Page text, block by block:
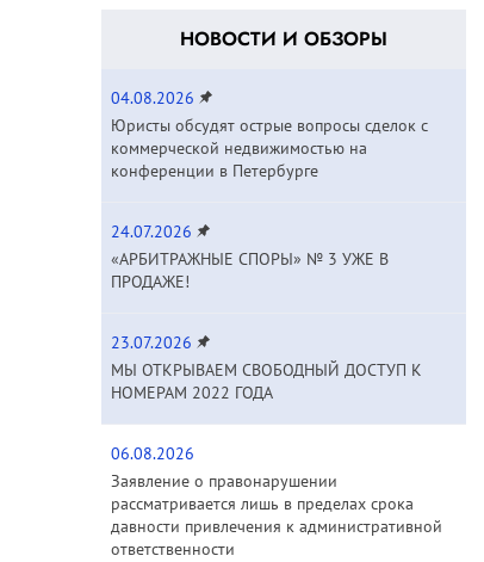
НОВОСТИ И ОБЗОРЫ
04.08.2026
Юристы обсудят острые вопросы сделок с
коммерческой недвижимостью на
конференции в Петербурге
24.07.2026
«АРБИТРАЖНЫЕ СПОРЫ» № 3 УЖЕ В
ПРОДАЖЕ!
23.07.2026
МЫ ОТКРЫВАЕМ СВОБОДНЫЙ ДОСТУП К
НОМЕРАМ 2022 ГОДА
06.08.2026
Заявление о правонарушении
рассматривается лишь в пределах срока
давности привлечения к административной
ответственности